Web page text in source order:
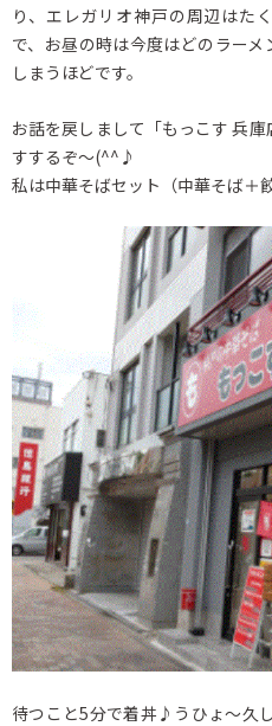
り、エレガリオ神戸の周辺はた
で、お昼の時は今度はどのラー
しまうほどです。
お話を戻しまして「もっこす 兵
すするぞ～(^^♪
私は中華そばセット（中華そば＋
待つこと5分で着丼♪うひょ～久